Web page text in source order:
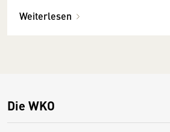
Weiterlesen
Die WKO